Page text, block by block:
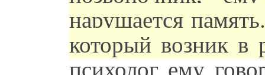
нарушается
который возник в
психолог ему